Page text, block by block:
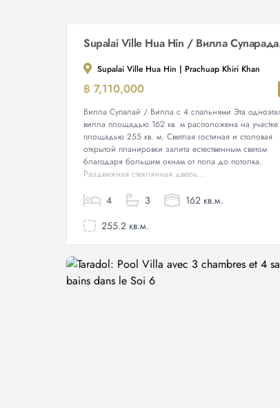
Supalai Ville Hua Hin | Prachuap Khiri Khan
฿ 7,110,000
Вилла Супалай / Вилла с 4 спальнями Эта
вилла площадью 162 кв. м расположена на участке
площадью 255 кв. м. Светлая гостиная и столовая
открытой планировки залита естественным светом
благодаря большим окнам от пола до потолка.
Раздвижная стеклянная дверь...
4 3
162 кв.м.
255.2 кв.м.